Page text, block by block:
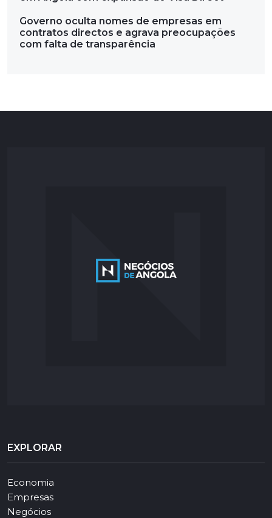
Governo oculta nomes de empresas em
contratos directos e agrava preocupações
com falta de transparência
EXPLORAR
Economia
Empresas
Negócios